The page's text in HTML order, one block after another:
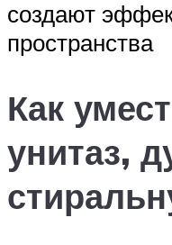
создают
пространства
Как
унитаз,